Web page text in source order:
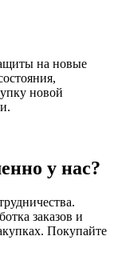
на новые
новой
у нас?
заказов и
Покупайте